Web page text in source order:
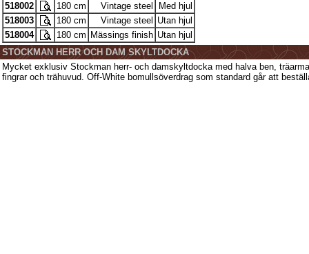
518002
180 cm Vintage steel
Med hjul
518003
180 cm Vintage steel
Utan hjul
518004
180 cm Mässings finish Utan hjul
STOCKMAN HERR OCH DAM SKYLTDOCKA
Mycket exklusiv Stockman herr- och damskyltdocka med halva ben,
fingrar och trähuvud. Off-White bomullsöverdrag som standard går att